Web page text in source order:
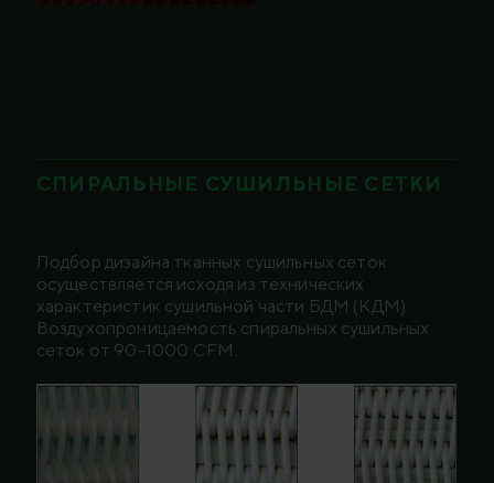
СПИРАЛЬНЫЕ СУШИЛЬНЫЕ СЕТКИ
Подбор дизайна тканных сушильных сеток
осуществляется исходя из технических
характеристик сушильной части БДМ (КДМ).
Воздухопроницаемость спиральных сушильных
сеток от 90-1000 CFM.